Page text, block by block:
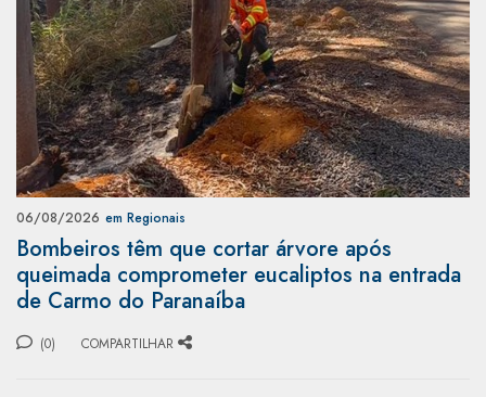
06/08/2026 em Regionais
Bombeiros têm que cortar árvore após
queimada comprometer eucaliptos na entrada
de Carmo do Paranaíba
(0) COMPARTILHAR